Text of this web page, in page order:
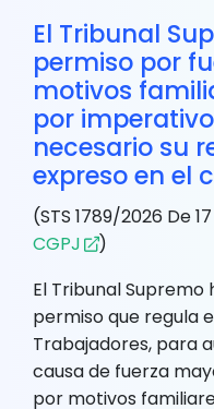
El Tribunal
permiso por
motivos
por
necesario su
expreso en el
(STS 1789/2026 De
CGPJ
)
El Tribunal
permiso que regula
Trabajadores, para
causa de fuerza
por motivos